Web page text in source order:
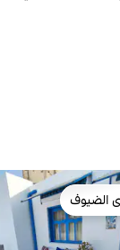
المفضّلة لدى الضيوف
الضيوف